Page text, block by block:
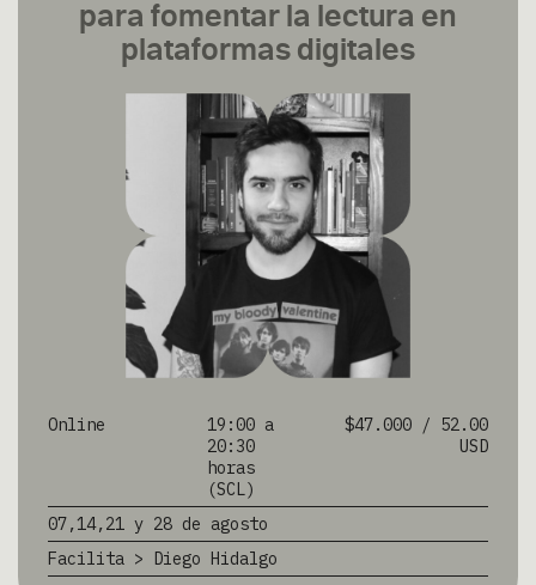
para fomentar la lectura en
plataformas digitales
Online
19:00 a
20:30
horas
(SCL)
$47.000 / 52.00
USD
07,14,21 y 28 de agosto
Facilita > Diego Hidalgo